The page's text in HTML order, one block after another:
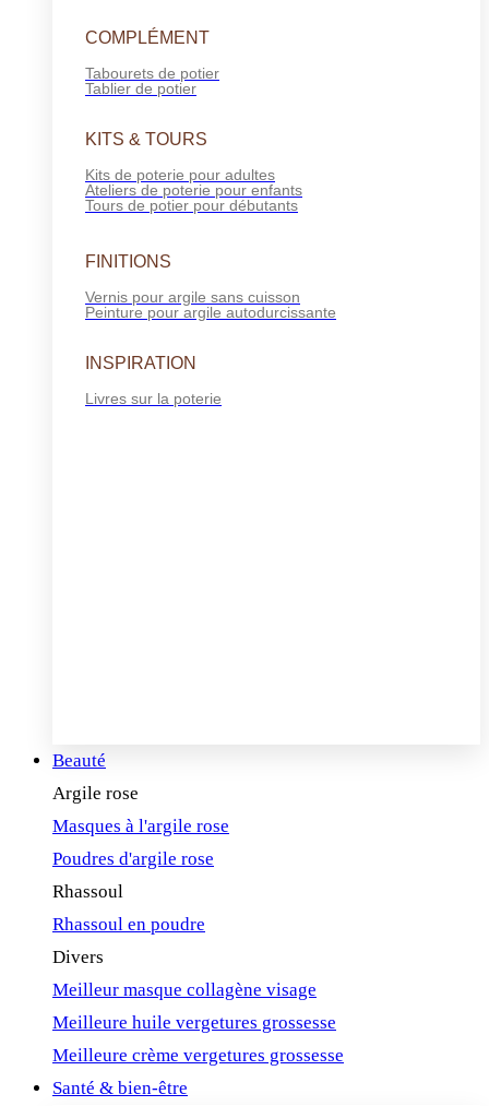
COMPLÉMENT
Tabourets de potier
Tablier de potier
KITS & TOURS
Kits de poterie pour adultes
Ateliers de poterie pour enfants
Tours de potier pour débutants
FINITIONS
Vernis pour argile sans cuisson
Peinture pour argile autodurcissante
INSPIRATION
Livres sur la poterie
Beauté
Argile rose
Masques à l'argile rose
Poudres d'argile rose
Rhassoul
Rhassoul en poudre
Divers
Meilleur masque collagène visage
Meilleure huile vergetures grossesse
Meilleure crème vergetures grossesse
Santé & bien-être